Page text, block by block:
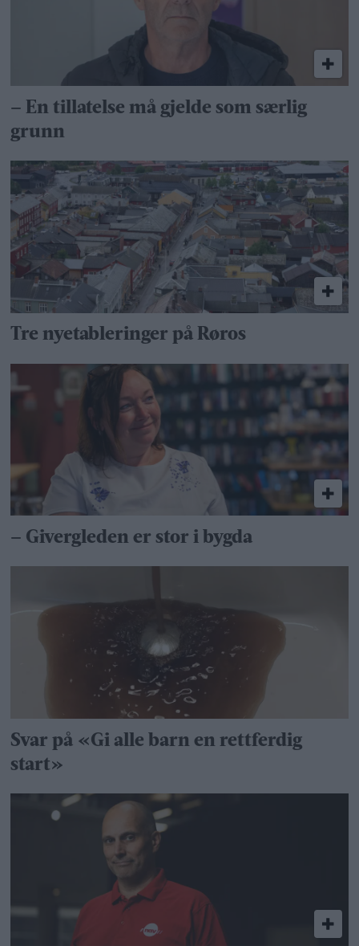
– En tillatelse må gjelde som særlig
grunn
Tre nyetableringer på Røros
– Givergleden er stor i bygda
Svar på «Gi alle barn en rettferdig
start»